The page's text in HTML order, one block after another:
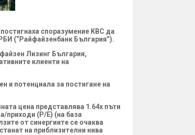
споразумение KBC да
(“Райфайзенбанк България”).
Лизинг България,
клиенти на
и потенциала за постигане на
цена представлява 1.64x пъти
приходи (P/E) (на база
от синергиите се очаква
на приблизителни нива